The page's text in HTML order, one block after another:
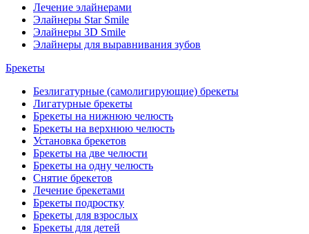
Лечение элайнерами
Элайнеры Star Smile
Элайнеры 3D Smile
Элайнеры для выравнивания зубов
Брекеты
Безлигатурные (самолигирующие) брекеты
Лигатурные брекеты
Брекеты на нижнюю челюсть
Брекеты на верхнюю челюсть
Установка брекетов
Брекеты на две челюсти
Брекеты на одну челюсть
Снятие брекетов
Лечение брекетами
Брекеты подростку
Брекеты для взрослых
Брекеты для детей